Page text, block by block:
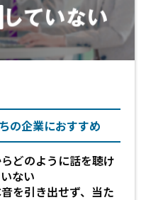
の企業におすすめ
どのように話を聴け
ない
を引き出せず、当た